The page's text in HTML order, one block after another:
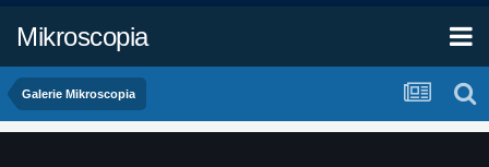
Mikroscopia
Galerie Mikroscopia